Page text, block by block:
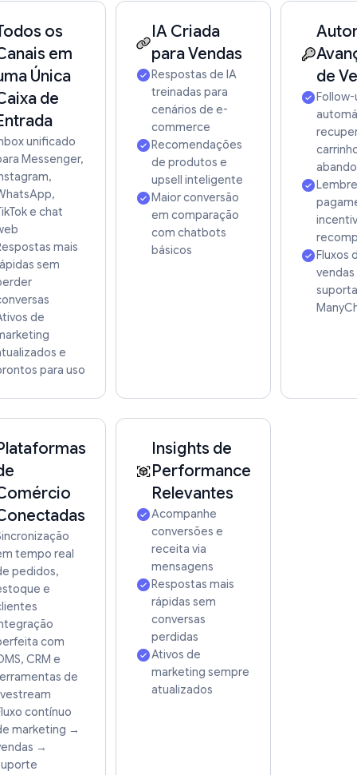
de Pedidos
Integrado
com IA
da IA POS + Documentos
com IA
com IA
de Suporte
Alto Volume
ao Vivo
os
em
Única
de
unificado
Messenger,
e chat
mais
sem
de
e
para uso
IA Criada
para Vendas
Respostas de IA
treinadas para
cenários de e-
commerce
Recomendações
de produtos e
upsell inteligente
Maior conversão
em comparação
com chatbots
básicos
de
Follow-
Fluxos
vendas
tempo real
pedidos,
e
com
CRM e
de
contínuo
marketing →
→
Insights de
Performance
Relevantes
Acompanhe
conversões e
receita via
mensagens
Respostas mais
rápidas sem
conversas
perdidas
Ativos de
marketing sempre
atualizados